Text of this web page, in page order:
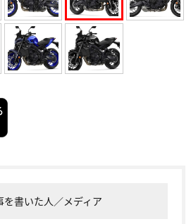
を書いた人／メディア